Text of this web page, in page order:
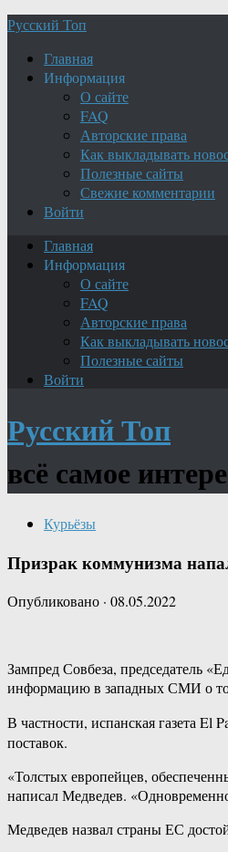
Русский Топ
Главная
Информация
О сайте
FAQ
Авторские права
Как выкладывать
Полезные сайты
Свежие комментарии
Войти
Главная
Информация
О сайте
FAQ
Авторские права
Как выкладывать
Полезные сайты
Войти
Русский Топ
всё самое
Курьёзы
Призрак коммунизма
Опубликовано · 08.05.2022
Зампред Совбеза, председатель
информацию в западных СМИ о
В частности, испанская газета El
поставок.
«Толстых европейцев,
написал Медведев.
Медведев назвал страны ЕС